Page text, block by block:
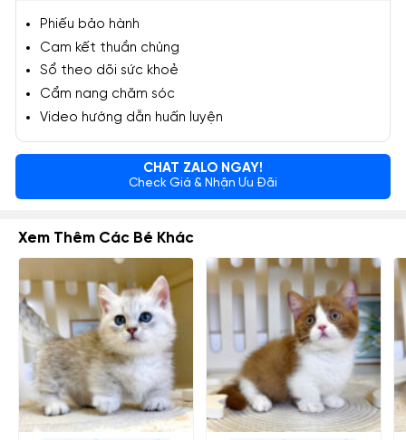
Phiếu bảo hành
Cam kết thuần chủng
Sổ theo dõi sức khoẻ
Cẩm nang chăm sóc
Video hướng dẫn huấn luyện
CHAT ZALO NGAY!
Check Giá & Nhận Ưu Đãi
Xem Thêm Các Bé Khác